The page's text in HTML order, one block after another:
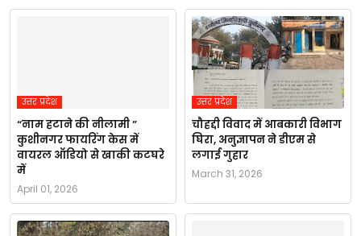
उत्तर प्रदेश
“नाम हटाने की नीलामी ”
कुशीनगर फायरिंग केस में
वायरल ऑडियो से खाकी कटघरे
में
April 01, 2026
उत्तर प्रदेश
चौहद्दी विवाद में आबकारी विभाग
घिरा, अनुज्ञापन ने डीएम से
लगाई गुहार
March 31, 2026